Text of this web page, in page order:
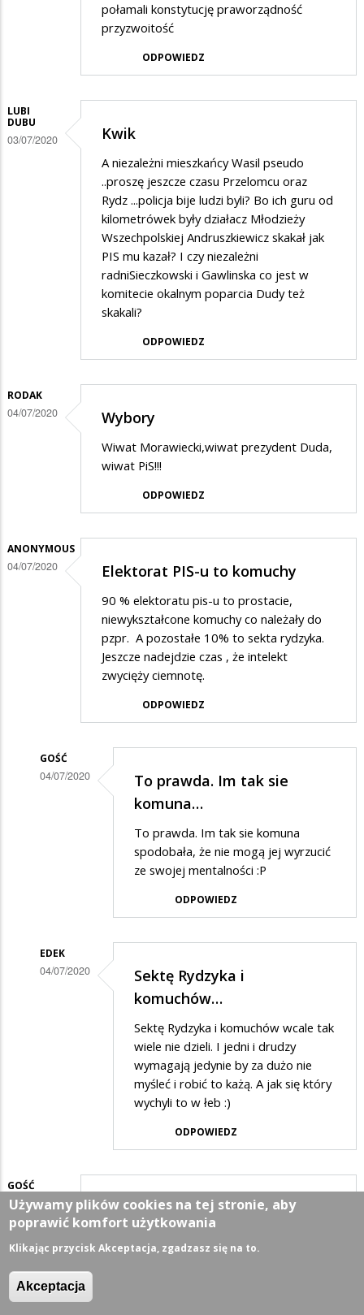
połamali konstytucję praworządność
przyzwoitość
ODPOWIEDZ
LUBI
DUBU
03/07/2020 Kwik
A niezależni mieszkańcy Wasil pseudo
..proszę jeszcze czasu Przelomcu oraz
Rydz ...policja bije ludzi byli? Bo ich guru od
kilometrówek były działacz Młodzieży
Wszechpolskiej Andruszkiewicz skakał jak
PIS mu kazał? I czy niezależni
radniSieczkowski i Gawlinska co jest w
komitecie okalnym poparcia Dudy też
skakali?
ODPOWIEDZ
RODAK
04/07/2020 Wybory
Wiwat Morawiecki,wiwat prezydent Duda,
wiwat PiS!!!
ODPOWIEDZ
ANONYMOUS
04/07/2020 Elektorat PIS-u to komuchy
90 % elektoratu pis-u to prostacie,
niewykształcone komuchy co należały do
pzpr. A pozostałe 10% to sekta rydzyka.
Jeszcze nadejdzie czas , że intelekt
zwycięży ciemnotę.
ODPOWIEDZ
GOŚĆ
04/07/2020
PIS-
To prawda. Im tak sie
komuna…
To prawda. Im tak sie komuna
spodobała, że nie mogą jej wyrzucić
ze swojej mentalności :P
ODPOWIEDZ
EDEK
04/07/2020
to
komuchy
Sektę Rydzyka i
komuchów…
Sektę Rydzyka i komuchów wcale tak
wiele nie dzieli. I jedni i drudzy
wymagają jedynie by za dużo nie
myśleć i robić to każą. A jak się który
wychyli to w łeb :)
ODPOWIEDZ
GOŚĆ
04/07/2020 Będzie kasa w sam raz na…
zadłużonych pisowskich samorządów
Używamy plików cookies na tej stronie, aby
poprawić komfort użytkowania
Klikając przycisk Akceptacja, zgadzasz się na to.
Akceptacja